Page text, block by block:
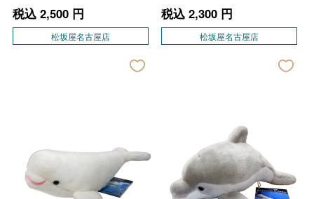
税込 2,500円
松坂屋名古屋店
税込 2,300円
松坂屋名古屋店